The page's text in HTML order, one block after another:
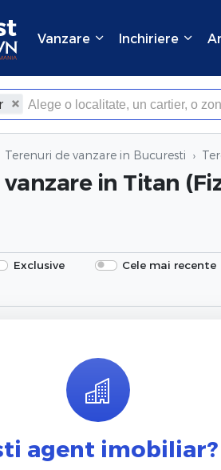
Vanzare Inchiriere
×
Terenuri de vanzare in Bucuresti
in Titan
Exclusive Cele mai recente
agent imobiliar?